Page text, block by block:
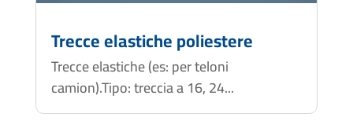
Trecce elastiche poliestere
Trecce elastiche (es: per teloni
camion).Tipo: treccia a 16, 24...